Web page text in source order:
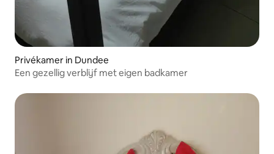
Privékamer in Dundee
Een gezellig verblijf met eigen badkamer